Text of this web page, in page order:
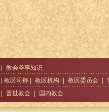
教会圣事知识
| 教区司铎 | 教区机构 教区委员会
普世教会 国内教会 浏